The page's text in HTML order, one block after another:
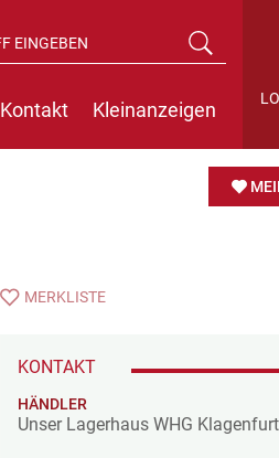
Kontakt Kleinanzeigen
MERKLISTE
KONTAKT
HÄNDLER
Unser Lagerhaus WHG Klagenfurt